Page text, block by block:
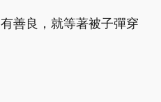
善良，就等著被子彈穿